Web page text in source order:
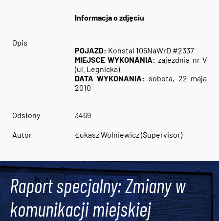
Informacja o zdjęciu
Opis
POJAZD: Konstal 105NaWrD #2337
MIEJSCE WYKONANIA: zajezdnia nr V
(ul. Legnicka)
DATA WYKONANIA: sobota, 22 maja
2010
Odsłony 3469
Autor Łukasz Wolniewicz (Supervisor)
Raport specjalny: Zmiany w
komunikacji miejskiej